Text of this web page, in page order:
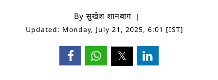
By सुखेश शानबाग
Updated: Monday, July 21, 2025, 6:01 [IST]